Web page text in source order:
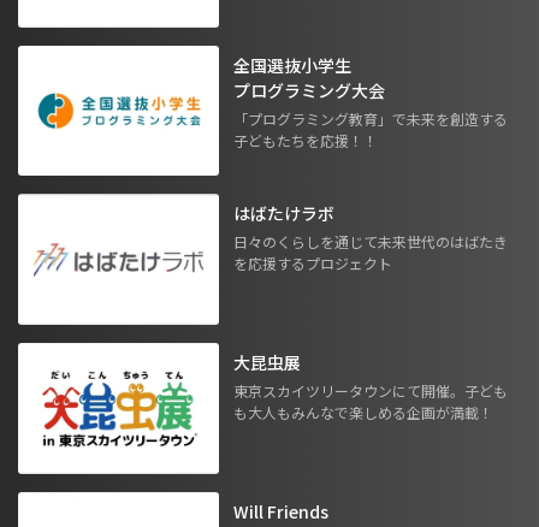
全国選抜小学生
プログラミング大会
「プログラミング教育」で未来を創造する
子どもたちを応援！！
はばたけラボ
日々のくらしを通じて未来世代のはばたき
を応援するプロジェクト
大昆虫展
東京スカイツリータウンにて開催。子ども
も大人もみんなで楽しめる企画が満載！
Will Friends